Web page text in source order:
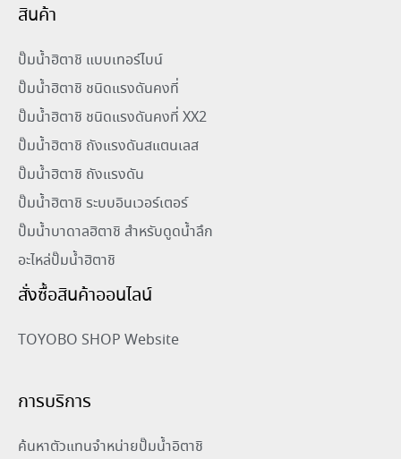
สินค้า
ปั๊มน้ำฮิตาชิ แบบเทอร์ไบน์
ปั๊มน้ำฮิตาชิ ชนิดแรงดันคงที่
ปั๊มน้ำฮิตาชิ ชนิดแรงดันคงที่ XX2
ปั๊มน้ำฮิตาชิ ถังแรงดันสแตนเลส
ปั๊มน้ำฮิตาชิ ถังแรงดัน
ปั๊มน้ำฮิตาชิ ระบบอินเวอร์เตอร์
ปั๊มน้ำบาดาลฮิตาชิ สำหรับดูดน้ำลึก
อะไหล่ปั๊มน้ำฮิตาชิ
สั่งซื้อสินค้าออนไลน์
TOYOBO SHOP Website
การบริการ
ค้นหาตัวแทนจำหน่ายปั๊มน้ำอิตาชิ